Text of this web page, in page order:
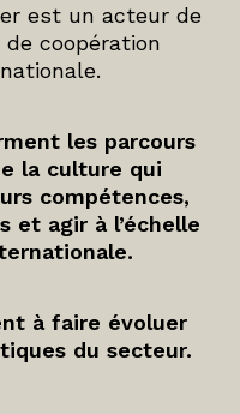
est un acteur de
coopération
les parcours
la culture qui
compétences,
et agir à l’échelle
à faire évoluer
du secteur.